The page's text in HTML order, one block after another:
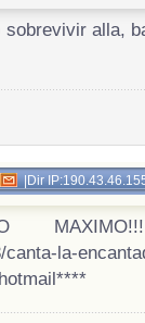
alla,
|Dir
la-